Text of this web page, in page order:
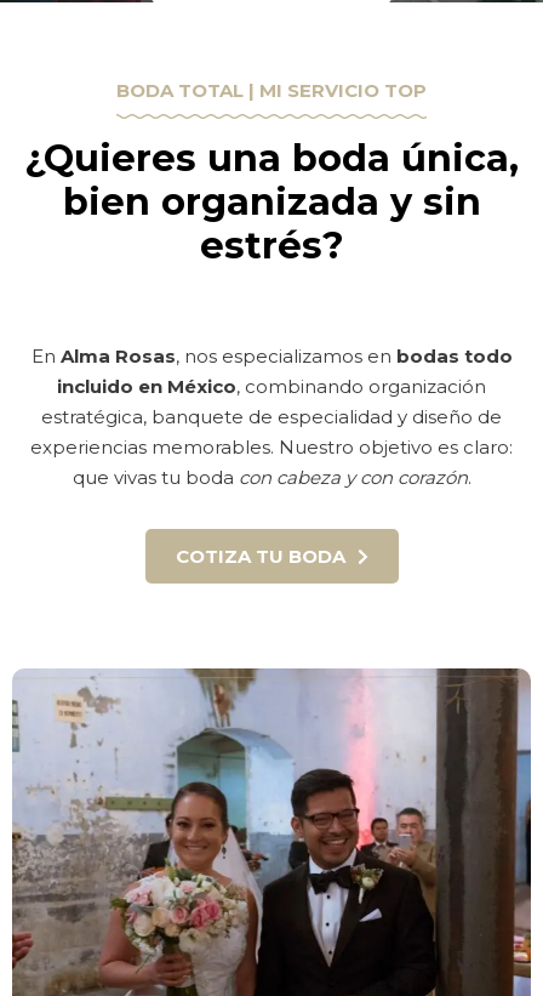
BODA TOTAL | MI SERVICIO TOP
¿Quieres una boda única,
bien organizada y sin
estrés?
En Alma Rosas, nos especializamos en bodas todo
incluido en México, combinando organización
estratégica, banquete de especialidad y diseño de
experiencias memorables. Nuestro objetivo es claro:
que vivas tu boda con cabeza y con corazón.
COTIZA TU BODA